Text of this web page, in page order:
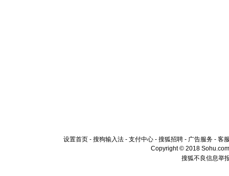
设置首页 - 搜狗输入法 - 支付中心 - 搜狐招聘 - 广告服务 - 客
Copyright © 2018
搜狐不良信息举